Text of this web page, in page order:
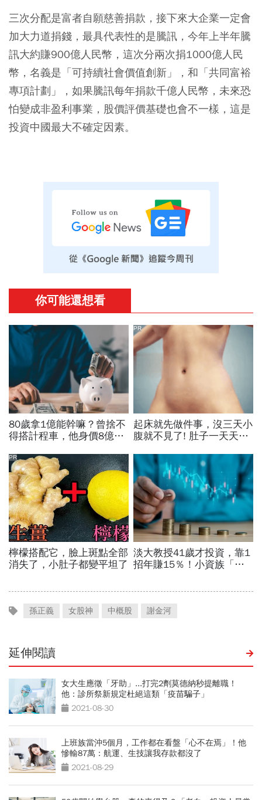
三次分配是富者自願慈善捐款，接下來大企業一定會
加大力道捐錢，最具代表性的是騰訊，今年上半年騰
訊大約賺900億人民幣，這次分兩次捐1000億人民
幣，名義是「可持續社會價值創新」，和「共同富裕
專項計劃」，如果騰訊每年捐款千億人民幣，未來恐
怕變成非盈利事業，股價評價基礎也會不一樣，這是
投資中國最大不確定因素。
孫正義 女股神 中概股 謝金河
延伸閱讀
女大生應徵「牙助」...打完2劑莫德納秒提離職！
他：診所祭新規定杜絕這類「疫苗騙子」
2021-08-30
上班族當沖5個月，工作都在看盤「心不在焉」！他
慘輸87萬：航運、生技讓我存款都沒了
2021-08-29